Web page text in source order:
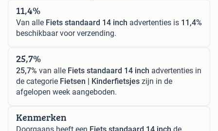
11,4%
Van alle Fiets standaard 14 inch advertenties is 11,4%
beschikbaar voor verzending.
25,7%
25,7% van alle Fiets standaard 14 inch advertenties in
de categorie Fietsen | Kinderfietsjes zijn in de
afgelopen week aangeboden.
Kenmerken